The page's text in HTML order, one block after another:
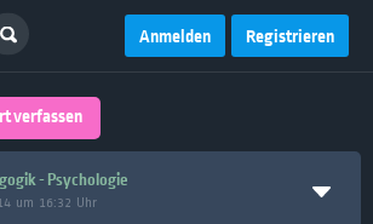
Anmelden Registrieren
verfassen
- Psychologie
um 16:32 Uhr